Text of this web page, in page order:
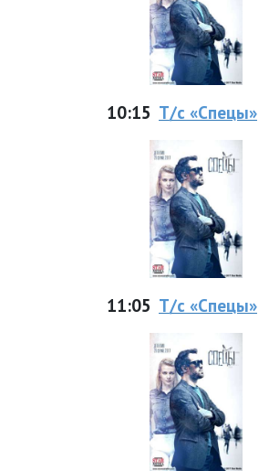
10:15 Т/с «Спецы»
11:05 Т/с «Спецы»